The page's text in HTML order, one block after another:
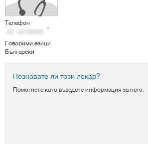
Телефон
Говорими езици
Български
Познавате ли този лекар?
Помогнете като въведете информация за него.